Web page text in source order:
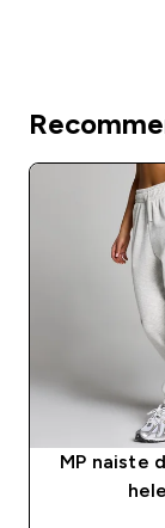
MP naiste